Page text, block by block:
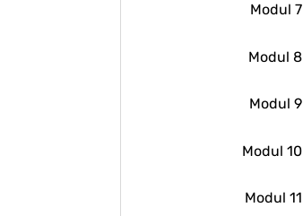
Modul 7
Modul 8
Modul 9
Modul 10
Modul 11